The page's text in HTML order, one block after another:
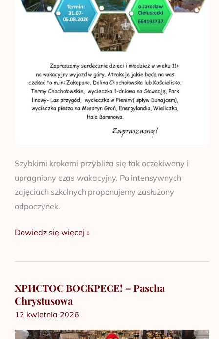
Szybkimi krokami przybliża się tak oczekiwany i
upragniony czas wakacyjny. Po intensywnych
zajęciach szkolnych proponujemy zasłużony
odpoczynek.
Dowiedz się więcej »
ХРИСТОС ВОСКРЕСЕ! – Pascha
Chrystusowa
12 kwietnia 2026
ХРИСТОС
ВОСКРЕСЕ!
–
Pascha